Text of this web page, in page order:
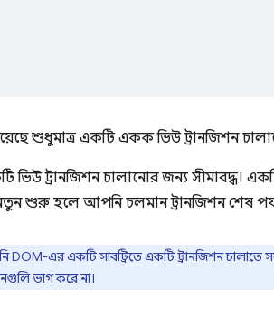
শুধুমাত্র একটি একক ভিউ ট্রানজিশন
ভিউ ট্রানজিশন চালানোর জন্য সীমাবদ্ধ।
শুরু হলে আপনি চলমান ট্রানজিশন শেষ
DOM-এর একটি সাবট্রিতে একটি ট্রানজিশন
ভাগ করে না।